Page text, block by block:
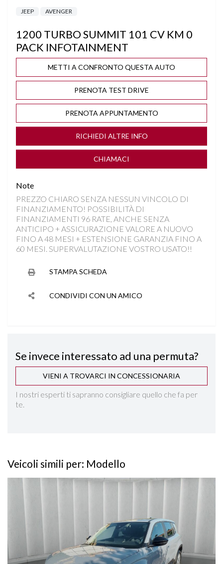
COMPUTER DI BORDO
CRUISE CONTROL
DISATTIVAZIONE AIRBAG LATO PASSEGGERO
DRIVE MODE
FARI FULL LED
FRENATA DI EMERGENZA
HILL DESCENT CONTROL
IMPIANTO AUDIO PREMIUM JBL
ISOFIX
LANE ASSIST
PARKTRONIC ANTERIORE E POSTERIORE
RILEVAMENTO ATTENZIONE DEL CONDUCENTE
RILEVAMENTO SEGNALETICA STRADALE
SEDILE REGOLABILE IN ALTEZZA
JEEP AVENGER
1200 TURBO SUMMIT 101 CV KM 0
PACK INFOTAINMENT
METTI A CONFRONTO QUESTA AUTO
PRENOTA TEST DRIVE
PRENOTA APPUNTAMENTO
RICHIEDI ALTRE INFO
CHIAMACI
Note
PREZZO CHIARO SENZA NESSUN VINCOLO DI
FINANZIAMENTO! POSSIBILITÀ DI
FINANZIAMENTI 96 RATE, ANCHE SENZA
ANTICIPO + ASSICURAZIONE VALORE A NUOVO
FINO A 48 MESI + ESTENSIONE GARANZIA FINO A
60 MESI. SUPERVALUTAZIONE VOSTRO USATO!!
STAMPA SCHEDA
CONDIVIDI CON UN AMICO
Se invece interessato ad una permuta?
VIENI A TROVARCI IN CONCESSIONARIA
I nostri esperti ti sapranno consigliare quello che fa per
te.
Veicoli simili per: Modello
Vedi dettagli